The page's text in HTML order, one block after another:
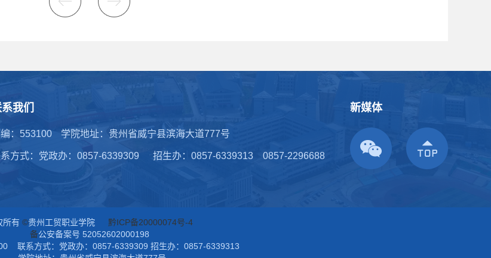
我们
：553100 学院地址：贵州省威宁县滨海大道777号
方式：党政办：0857-6339309 招生办：0857-6339313 0857-2296688
新媒体
所有 ©贵州工贸职业学院
黔ICP备20000074号-4
备公安备案号 52052602000198
联系方式：党政办：0857-6339309 招生办：0857-6339313